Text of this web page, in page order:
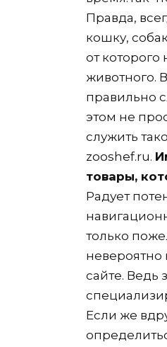
Правда,
кошку,
от
животного.
правильно
этом не
служить
zooshef.ru.
товары,
Радует
только
сайте. Ведь
Если же